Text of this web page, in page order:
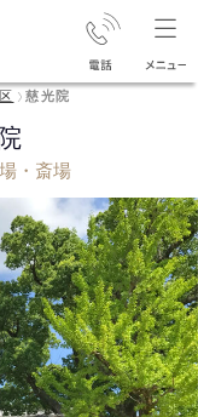
慈光院
・斎場